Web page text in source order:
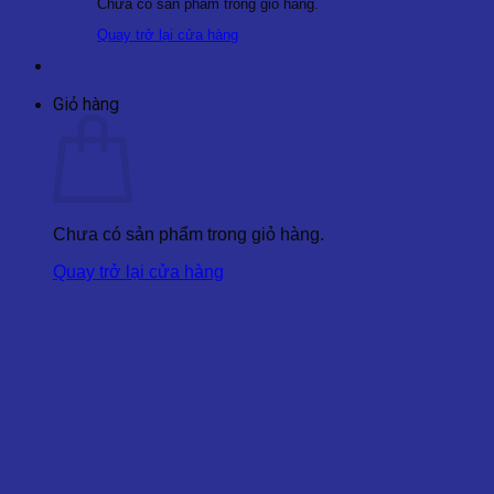
Chưa có sản phẩm trong giỏ hàng.
Quay trở lại cửa hàng
Giỏ hàng
Chưa có sản phẩm trong giỏ hàng.
Quay trở lại cửa hàng